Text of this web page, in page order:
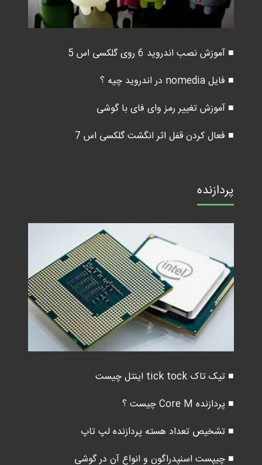
■ آموزش نصب اندروید 6 روی گلکسی اس 5
■ فایل nomedia در اندروید چیه ؟
■ آموزش تغییر رمز وای فای با گوشی
■ فعال کردن قفل اثر انگشت گلکسی اس 7
پردازنده
■ تیک تاک tick tock اینتل چیست
■ پردازنده Core M چیست ؟
■ تشخیص تعداد هسته پردازنده لپ تاپ
■ چیپست اسنپدراگون و انواع آن در گوشی